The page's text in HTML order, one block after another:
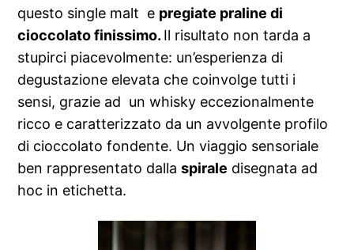
questo single malt e pregiate praline di
cioccolato finissimo. Il risultato non tarda a
stupirci piacevolmente: un’esperienza di
degustazione elevata che coinvolge tutti i
sensi, grazie ad un whisky eccezionalmente
ricco e caratterizzato da un avvolgente profilo
di cioccolato fondente. Un viaggio sensoriale
ben rappresentato dallaspirale disegnata ad
hoc in etichetta.